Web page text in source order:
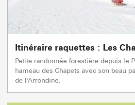
Itinéraire raquettes : Les
Petite randonnée forestière depuis le
hameau des Chapets avec son beau
de l'Arrondine.